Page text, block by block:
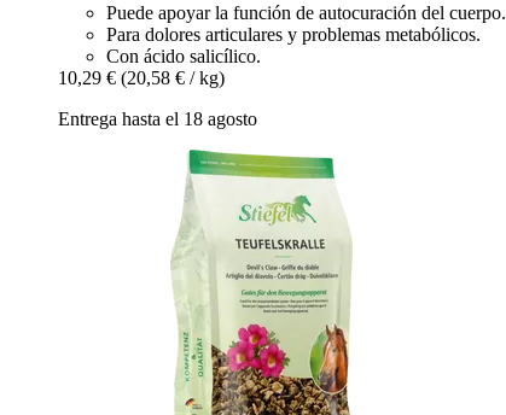
Puede apoyar la función de autocuración del cuerpo.
Para dolores articulares y problemas metabólicos.
Con ácido salicílico.
10,29 € (20,58 € / kg)
Entrega hasta el 18 agosto